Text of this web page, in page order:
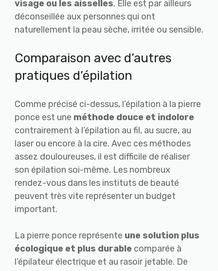
visage ou les aisselles. Elle est par ailleurs
déconseillée aux personnes qui ont
naturellement la peau sèche, irritée ou sensible.
Comparaison avec d’autres
pratiques d’épilation
Comme précisé ci-dessus, l’épilation à la pierre
ponce est une méthode douce et indolore
contrairement à l’épilation au fil, au sucre, au
laser ou encore à la cire. Avec ces méthodes
assez douloureuses, il est difficile de réaliser
son épilation soi-même. Les nombreux
rendez-vous dans les instituts de beauté
peuvent très vite représenter un budget
important.
La pierre ponce représente une solution plus
écologique et plus durable comparée à
l’épilateur électrique et au rasoir jetable. De